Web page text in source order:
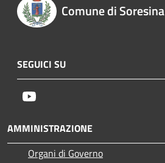
Comune di Soresina
SEGUICI SU
AMMINISTRAZIONE
Organi di Governo